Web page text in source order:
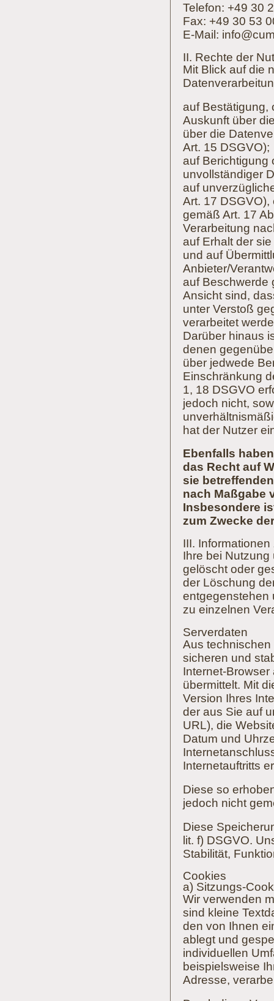
Telefon: +49 30
Fax: +49 30 53
E-Mail: info@cu
II. Rechte der
Mit Blick auf die
auf Bestätigung,
Auskunft über
über die
Art. 15 DSGVO);
auf Berichtigung
unvollständiger
auf
Art. 17 DSGVO),
gemäß Art. 17
Verarbeitung
auf Erhalt der
und auf
Anbieter/
auf Beschwerde
Ansicht sind,
unter Verstoß
verarbeitet
Darüber hinaus
denen
über jedwede
Einschränkung
1, 18 DSGVO
jedoch nicht,
hat der Nutzer
Ebenfalls
das Recht auf
sie
nach Maßgabe
Insbesondere
zum Zwecke
III.
Ihre bei
gelöscht oder
der Löschung
entgegenstehen
zu einzelnen
Serverdaten
Aus
sicheren und
Internet-
übermittelt. Mit
Version Ihres
der aus Sie auf
URL), die
Datum und
Internetauftritts
Diese so
jedoch nicht
Diese
lit. f) DSGVO.
Stabilität,
Cookies
a) Sitzungs-
Wir verwenden
sind kleine
den von Ihnen
ablegt und
individuellen
beispielsweise
Adresse,